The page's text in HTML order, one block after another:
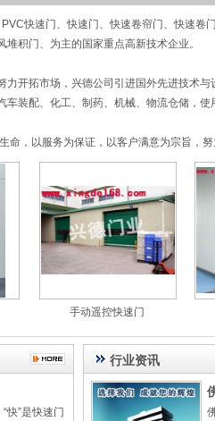
快速门、快速门、快速卷帘门、快速卷
积门、为主的国家重点高新技术企业。
开拓市场，兴德公司引进国外先进技术
装配、化工、制药、机械、物流仓储，
，以服务为保证，以客户满意为宗旨，
快速门、快速门、快速卷帘门、快速
积门、为主的国家重点高新技术企业。
开拓市场，兴德公司引进国外先进技术
装配、化工、制药、机械、物流仓储，
，以服务为保证，以客户满意为宗旨，
手动遥控快速门
快”是快速门
行业资讯